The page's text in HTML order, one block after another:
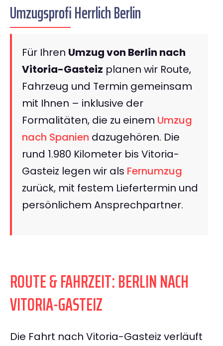
Umzugsprofi Herrlich Berlin
Für Ihren Umzug von Berlin nach
Vitoria-Gasteiz planen wir Route,
Fahrzeug und Termin gemeinsam
mit Ihnen – inklusive der
Formalitäten, die zu einem Umzug
nach Spanien dazugehören. Die
rund 1.980 Kilometer bis Vitoria-
Gasteiz legen wir als Fernumzug
zurück, mit festem Liefertermin und
persönlichem Ansprechpartner.
ROUTE & FAHRZEIT: BERLIN NACH
VITORIA-GASTEIZ
Die Fahrt nach Vitoria-Gasteiz verläuft